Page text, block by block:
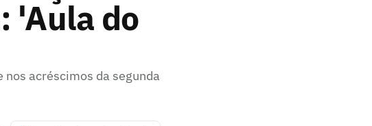
'Aula do
acréscimos da segunda